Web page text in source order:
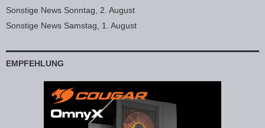
Sonstige News Sonntag, 2. August
Sonstige News Samstag, 1. August
EMPFEHLUNG